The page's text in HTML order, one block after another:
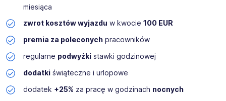
miesiąca
zwrot kosztów wyjazdu w kwocie 100 EUR
premia za poleconychpracowników
regularne podwyżkistawki godzinowej
dodatkiświąteczne i urlopowe
dodatek +25% za pracę w godzinach nocnych